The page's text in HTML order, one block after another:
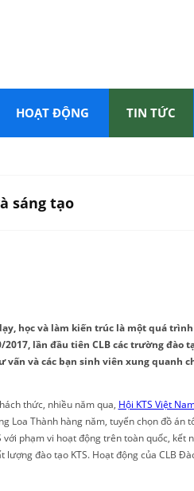
HOẠT ĐỘNG TIN TỨC
sáng tạo
học và làm kiến trúc là một quá
lần đầu tiên CLB các trường đào
vấn và các bạn sinh viên xung
thức, nhiều năm qua, Hội KTS Việt
Loa Thành hàng năm, tuyển chọn đồ
phạm vi hoạt động trên toàn quốc,
đào tạo KTS. Hoạt động của CLB